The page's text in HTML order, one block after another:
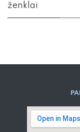
ženklai